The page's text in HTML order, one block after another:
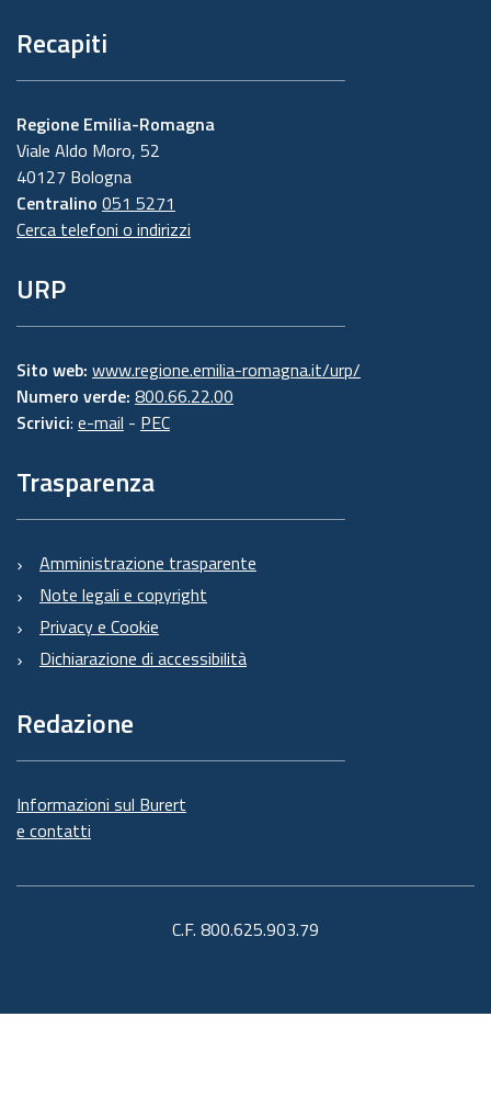
Recapiti
Regione Emilia-Romagna
Viale Aldo Moro, 52
40127 Bologna
Centralino 051 5271
Cerca telefoni o indirizzi
URP
Sito web: www.regione.emilia-romagna.it/urp/
Numero verde: 800.66.22.00
Scrivici: e-mail - PEC
Trasparenza
Amministrazione trasparente
Note legali e copyright
Privacy e Cookie
Dichiarazione di accessibilità
Redazione
Informazioni sul Burert
e contatti
C.F. 800.625.903.79